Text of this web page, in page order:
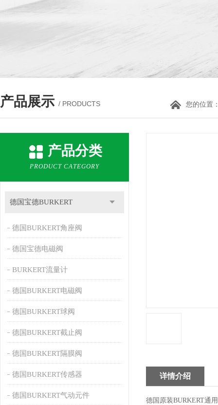
产品展示 / PRODUCTS 您的位置
产品分类
PRODUCT CATEGORY
德国宝德BURKERT
德国BURKERT角座阀
德国宝德电磁阀
BURKERT流量计
德国BURKERT电磁阀
德国BURKERT球阀
德国BURKERT截止阀
德国BURKERT隔膜阀
德国BURKERT传感器
德国BURKERT气动元件
详情介绍
德国原装BURKERT通